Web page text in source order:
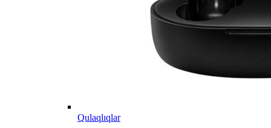
Qulaqlıqlar